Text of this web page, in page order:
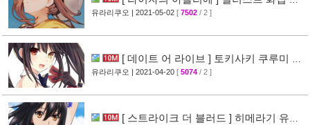
개 [41]
유라리쿠오 | 2021-05-02 [ 7502 / 2 ]
[ 데이트 어 라이브 ] 토키사키 쿠루미 피
규어 리뷰 사진 공개 [22]
유라리쿠오 | 2021-04-20 [ 5074 / 2 ]
[ 스트라이크 더 블러드 ] 히메라기 유키